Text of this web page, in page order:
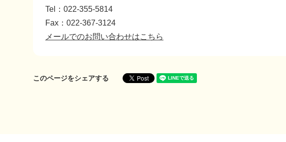
Tel：022-355-5814
Fax：022-367-3124
メールでのお問い合わせはこちら
このページをシェアする